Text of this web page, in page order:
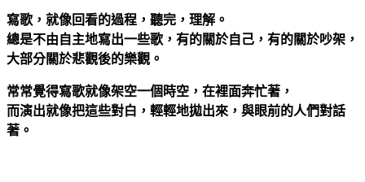
寫歌，就像回看的過程，聽完，理解。
總是不由自主地寫出一些歌，有的關於自己，有的關於吵架，
大部分關於悲觀後的樂觀。
常常覺得寫歌就像架空一個時空，在裡面奔忙著，
而演出就像把這些對白，輕輕地拋出來，與眼前的人們對話
著。